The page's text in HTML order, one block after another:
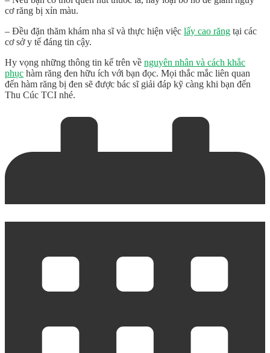
cơ răng bị xỉn màu.
– Đều đặn thăm khám nha sĩ và thực hiện việc lấy cao răng tại các
cơ sở y tế đáng tin cậy.
Hy vọng những thông tin kể trên về nguyên nhân và cách khắc
phục hàm răng đen hữu ích với bạn đọc. Mọi thắc mắc liên quan
đến hàm răng bị đen sẽ được bác sĩ giải đáp kỹ càng khi bạn đến
Thu Cúc TCI nhé.